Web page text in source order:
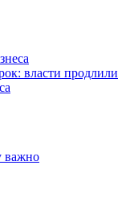
власти продлили
важно